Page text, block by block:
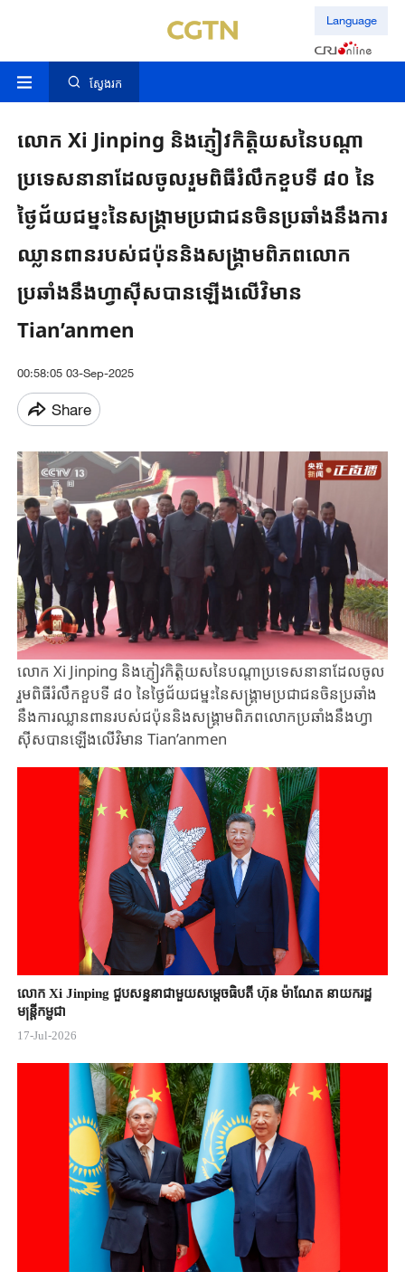
Language
ស្វែងរក
លោក Xi Jinping និងភ្ញៀវកិត្តិយសនៃបណ្តា
ប្រទេសនានាដែលចូលរួមពិធីរំលឹកខួបទី ៨០ នៃ
ថ្ងៃជ័យជម្នះនៃសង្គ្រាមប្រជាជនចិនប្រឆាំងនឹងការ
ឈ្លានពានរបស់ជប៉ុននិងសង្គ្រាមពិភពលោក
ប្រឆាំងនឹងហ្វាស៊ីសបានឡើងលើវិមាន
Tian’anmen
00:58:05 03-Sep-2025
Share
លោក Xi Jinping និងភ្ញៀវកិត្តិយសនៃបណ្តាប្រទេសនានាដែលចូល
រួមពិធីរំលឹកខួបទី ៨០ នៃថ្ងៃជ័យជម្នះនៃសង្គ្រាមប្រជាជនចិនប្រឆាំង
នឹងការឈ្លានពានរបស់ជប៉ុននិងសង្គ្រាមពិភពលោកប្រឆាំងនឹងហ្វា
ស៊ីសបានឡើងលើ​វិមាន Tian’anmen ​
លោក Xi Jinping ជួបសន្ទនាជាមួយសម្តេចធិបតី ហ៊ុន ម៉ាណែត នាយករដ្ឋ
មន្ត្រីកម្ពុជា
17-Jul-2026